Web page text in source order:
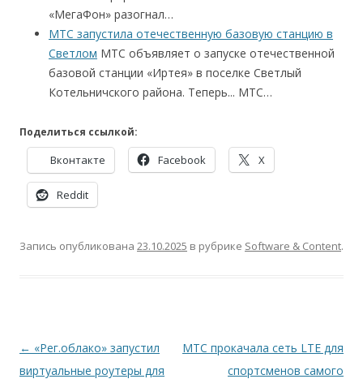
«МегаФон» разогнал…
МТС запустила отечественную базовую станцию в
Светлом МТС объявляет о запуске отечественной
базовой станции «Иртея» в поселке Светлый
Котельничского района. Теперь... МТС…
Поделиться ссылкой:
Вконтакте Facebook X
Reddit
Запись опубликована 23.10.2025 в рубрике Software & Content.
Навигация
по
← «Рег.облако» запустил
виртуальные роутеры для
МТС прокачала сеть LTE для
спортсменов самого